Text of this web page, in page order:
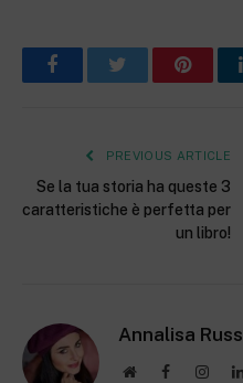
FacebookTwitter
PREVIOUS ARTICLE
Se la tua storia ha queste 3
caratteristiche è perfetta per
un libro!
Annalisa
WebsiteFacebook